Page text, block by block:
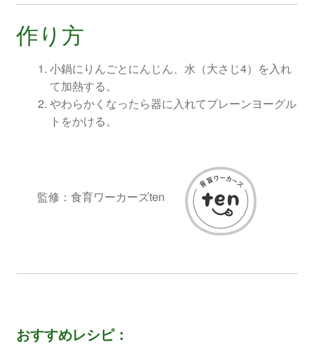
作り方
小鍋にりんごとにんじん、水（大さじ4）を入れ
て加熱する。
やわらかくなったら器に入れてプレーンヨーグル
トをかける。
監修：食育ワーカーズten
おすすめレシピ：